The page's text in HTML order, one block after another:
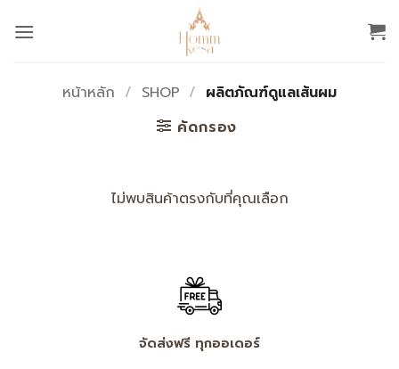
หน้าหลัก / SHOP / ผลิตภัณฑ์ดูแลเส้นผม
คัดกรอง
ไม่พบสินค้าตรงกับที่คุณเลือก
จัดส่งฟรี ทุกออเดอร์